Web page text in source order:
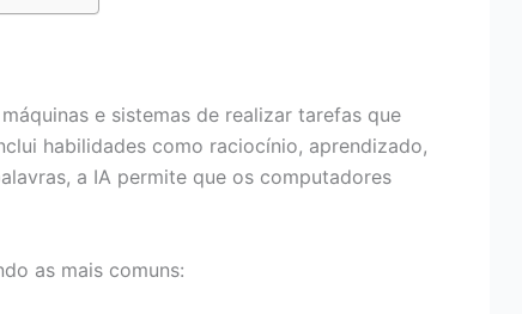
e sistemas de realizar tarefas que
habilidades como raciocínio, aprendizado,
a IA permite que os computadores
as mais comuns: